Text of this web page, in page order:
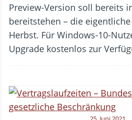
Preview-Version soll bereits
bereitstehen – die
Herbst. Für Windows-10-
Upgrade kostenlos zur